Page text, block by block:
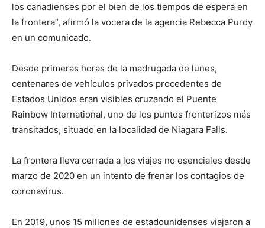
los canadienses por el bien de los tiempos de espera en
la frontera”, afirmó la vocera de la agencia Rebecca Purdy
en un comunicado.
Desde primeras horas de la madrugada de lunes,
centenares de vehículos privados procedentes de
Estados Unidos eran visibles cruzando el Puente
Rainbow International, uno de los puntos fronterizos más
transitados, situado en la localidad de Niagara Falls.
La frontera lleva cerrada a los viajes no esenciales desde
marzo de 2020 en un intento de frenar los contagios de
coronavirus.
En 2019, unos 15 millones de estadounidenses viajaron a